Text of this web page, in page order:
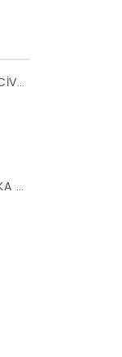
PAPATYA BEYAZ-LACİVERT POLYESTER ŞAPKA
NERGİS GRİ SIFIR YAKA TİŞÖRT XXL